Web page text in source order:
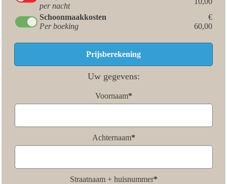
per nacht
Schoonmaakkosten
Per boeking
€
60,00
Uw gegevens:
Voornaam*
Achternaam*
Straatnaam + huisnummer*